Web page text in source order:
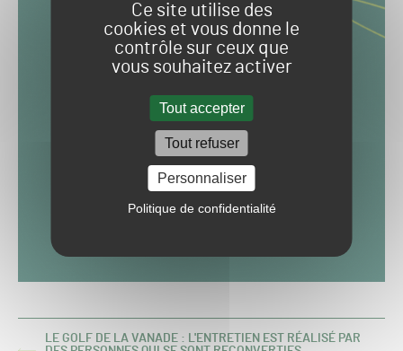
Ce site utilise des
cookies et vous donne le
contrôle sur ceux que
vous souhaitez activer
Tout accepter
Tout refuser
Personnaliser
Politique de confidentialité
LE GOLF DE LA VANADE : L'ENTRETIEN EST RÉALISÉ PAR